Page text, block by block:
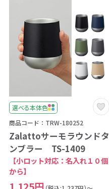
選べる本体色
商品コード：TRW-180252
Zalattoサーモラウンドタ
ンブラー TS-1409
【小ロット対応：名入れ１０個
から】